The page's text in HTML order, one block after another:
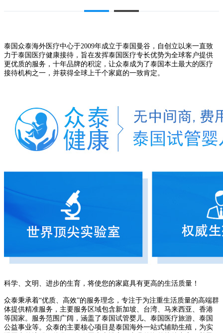
泰国众泰海外医疗中心于2009年成立于泰国曼谷 ， 自创立以来一直致
力于泰国医疗健康接待，旨在发挥泰国医疗专长优势为全球客户提供
更优质的服务，十年品牌的积淀，让众泰成为了泰国本土最大的医疗
接待机构之一，并获得全球上千个家庭的一致肯定。
科学、文明、进步的生育，将使您的家庭具有更高的生活质量！
众泰秉承着“优质、高效”的服务理念，专注于为注重生活质量的高端群
体提供精准服务，主要服务区域包含新加坡、台湾、马来西亚、香港
等国家。服务范围广阔，涵盖了泰国试管婴儿、泰国医疗旅游、泰国
公益事业等。众泰的主要核心项目是泰国海外一站式辅助生殖，为实